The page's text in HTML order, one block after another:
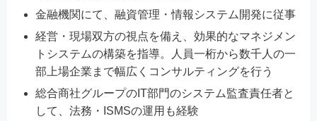
金融機関にて、融資管理・情報システム開発に従事
経営・現場双方の視点を備え、効果的なマネジメン
トシステムの構築を指導。人員一桁から数千人の一
部上場企業まで幅広くコンサルティングを行う
総合商社グループのIT部門のシステム監査責任者と
して、法務・ISMSの運用も経験